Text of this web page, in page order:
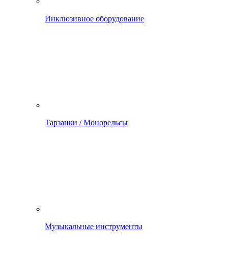
Инклюзивное оборудование
Тарзанки / Монорельсы
Музыкальные инструменты